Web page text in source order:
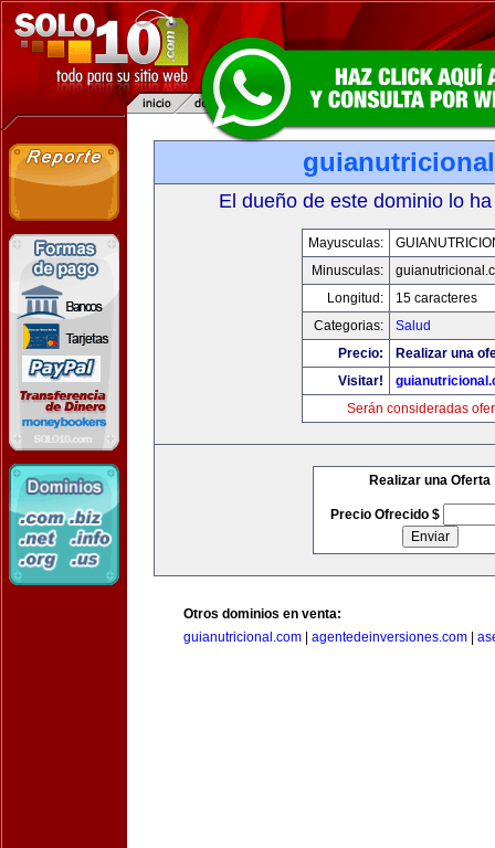
El dueño de este dominio lo
Mayusculas:
Minusculas:
Longitud:
15 caracteres
Categorias:
Salud
Precio:
Realizar una
Visitar!
Serán consideradas
Realizar una Oferta
Precio Ofrecido $
Otros dominios en venta:
guianutricional.com
agentedeinversiones.com